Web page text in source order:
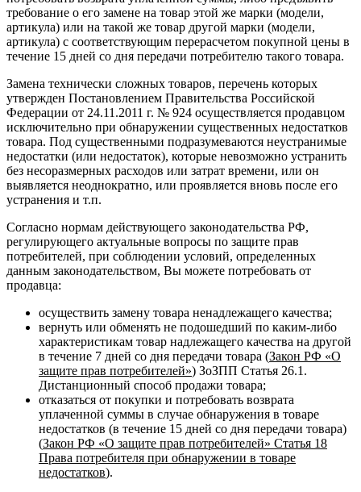
требование о его замене на товар этой же марки (модели,
артикула) или на такой же товар другой марки (модели,
артикула) с соответствующим перерасчетом покупной цены в
течение 15 дней со дня передачи потребителю такого товара.
Замена технически сложных товаров, перечень которых
утвержден Постановлением Правительства Российской
Федерации от 24.11.2011 г. № 924 осуществляется продавцом
исключительно при обнаружении существенных недостатков
товара. Под существенными подразумеваются неустранимые
недостатки (или недостаток), которые невозможно устранить
без несоразмерных расходов или затрат времени, или он
выявляется неоднократно, или проявляется вновь после его
устранения и т.п.
Согласно нормам действующего законодательства РФ,
регулирующего актуальные вопросы по защите прав
потребителей, при соблюдении условий, определенных
данным законодательством, Вы можете потребовать от
продавца:
осуществить замену товара ненадлежащего качества;
вернуть или обменять не подошедший по каким-либо
характеристикам товар надлежащего качества на другой
в течение 7 дней со дня передачи товара (Закон РФ «О
защите прав потребителей») ЗоЗПП Статья 26.1.
Дистанционный способ продажи товара;
отказаться от покупки и потребовать возврата
уплаченной суммы в случае обнаружения в товаре
недостатков (в течение 15 дней со дня передачи товара)
(Закон РФ «О защите прав потребителей» Статья 18
Права потребителя при обнаружении в товаре
недостатков).